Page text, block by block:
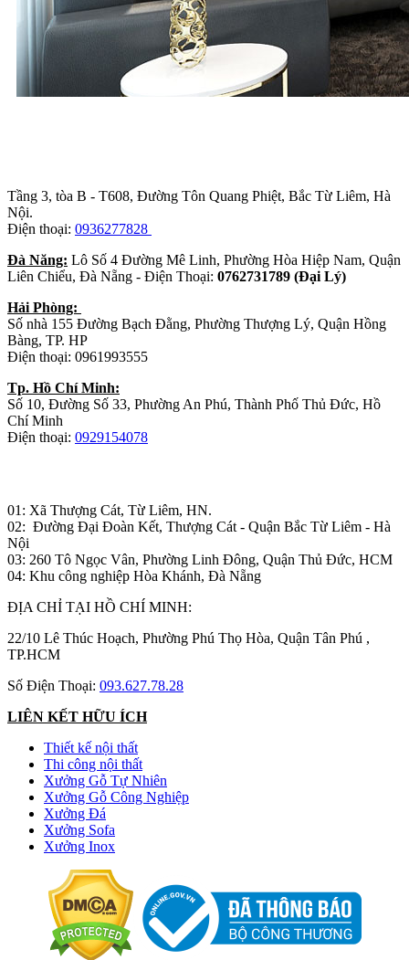
Tầng 3, tòa B - T608, Đường Tôn Quang Phiệt, Bắc Từ Liêm, Hà
Nội.
Điện thoại: 0936277828
Đà Năng: Lô Số 4 Đường Mê Linh, Phường Hòa Hiệp Nam, Quận
Liên Chiểu, Đà Nẵng - Điện Thoại: 0762731789 (Đại Lý)
Hải Phòng:
Số nhà 155 Đường Bạch Đằng, Phường Thượng Lý, Quận Hồng
Bàng, TP. HP
Điện thoại: 0961993555
Tp. Hồ Chí Minh:
Số 10, Đường Số 33, Phường An Phú, Thành Phố Thủ Đức, Hồ
Chí Minh
Điện thoại: 0929154078
01: Xã Thượng Cát, Từ Liêm, HN.
02: Đường Đại Đoàn Kết, Thượng Cát - Quận Bắc Từ Liêm - Hà
Nội
03: 260 Tô Ngọc Vân, Phường Linh Đông, Quận Thủ Đức, HCM
04: Khu công nghiệp Hòa Khánh, Đà Nẵng
ĐỊA CHỈ TẠI HỒ CHÍ MINH:
22/10 Lê Thúc Hoạch, Phường Phú Thọ Hòa, Quận Tân Phú ,
TP.HCM
Số Điện Thoại: 093.627.78.28
LIÊN KẾT HỮU ÍCH
Thiết kế nội thất
Thi công nội thất
Xưởng Gỗ Tự Nhiên
Xưởng Gỗ Công Nghiệp
Xưởng Đá
Xưởng Sofa
Xưởng Inox